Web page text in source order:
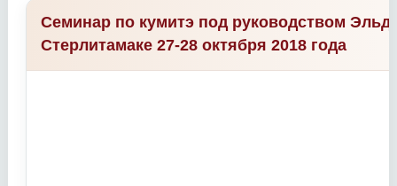
Семинар по кумитэ под руководством
Стерлитамаке 27-28 октября 2018 года